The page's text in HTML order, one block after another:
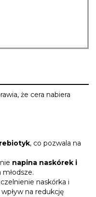
że cera nabiera
, co pozwala na
napina naskórek i
naskórka i
na redukcję